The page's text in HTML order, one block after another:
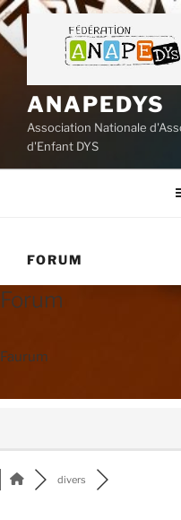
Aller
au
contenu
ANAPEDYS
Association Nationale
d'Enfant DYS
FORUM
Forum
Faurum
divers